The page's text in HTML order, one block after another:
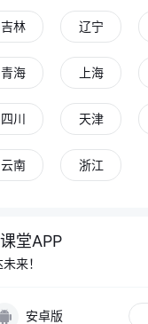
吉林 辽宁
青海 上海
四川 天津
云南 浙江
堂APP
来！
安卓版